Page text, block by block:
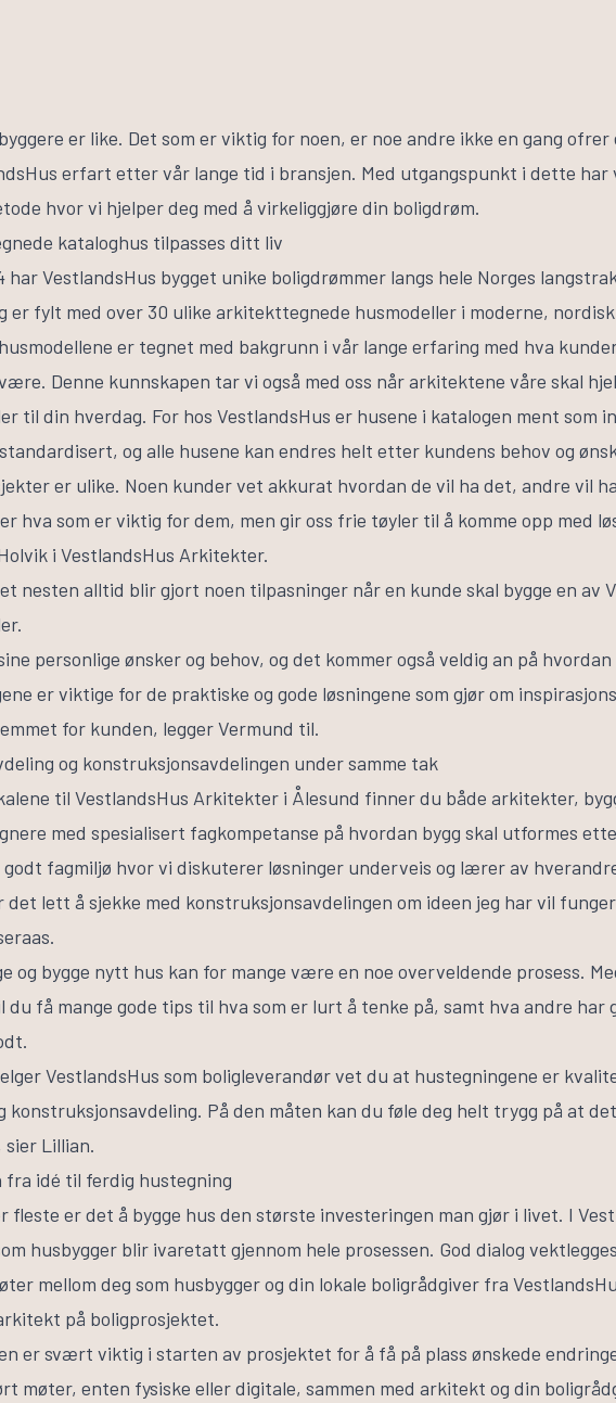
er like. Det som er viktig for noen, er noe andre ikke en gang
erfart etter vår lange tid i bransjen. Med utgangspunkt i dette
hvor vi hjelper deg med å virkeliggjøre din boligdrøm.
kataloghus tilpasses ditt liv
har VestlandsHus bygget unike boligdrømmer langs hele Norges
er fylt med over 30 ulike arkitekttegnede husmodeller i moderne,
er tegnet med bakgrunn i vår lange erfaring med hva
Denne kunnskapen tar vi også med oss når arkitektene våre skal
til din hverdag. For hos VestlandsHus er husene i katalogen ment som
og alle husene kan endres helt etter kundens behov og
er ulike. Noen kunder vet akkurat hvordan de vil ha det, andre vil
hva som er viktig for dem, men gir oss frie tøyler til å komme opp med
i VestlandsHus Arkitekter.
nesten alltid blir gjort noen tilpasninger når en kunde skal bygge en av
personlige ønsker og behov, og det kommer også veldig an på
er viktige for de praktiske og gode løsningene som gjør om
for kunden, legger Vermund til.
og konstruksjonsavdelingen under samme tak
til VestlandsHus Arkitekter i Ålesund finner du både arkitekter,
med spesialisert fagkompetanse på hvordan bygg skal utformes
fagmiljø hvor vi diskuterer løsninger underveis og lærer av
lett å sjekke med konstruksjonsavdelingen om ideen jeg har vil
og bygge nytt hus kan for mange være en noe overveldende prosess.
du få mange gode tips til hva som er lurt å tenke på, samt hva andre har
VestlandsHus som boligleverandør vet du at hustegningene er
konstruksjonsavdeling. På den måten kan du føle deg helt trygg på at
sier Lillian.
fra idé til ferdig hustegning
fleste er det å bygge hus den største investeringen man gjør i livet. I
husbygger blir ivaretatt gjennom hele prosessen. God dialog
mellom deg som husbygger og din lokale boligrådgiver fra
på boligprosjektet.
er svært viktig i starten av prosjektet for å få på plass ønskede
møter, enten fysiske eller digitale, sammen med arkitekt og din